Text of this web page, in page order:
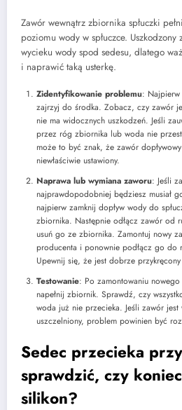
Zawór wewnątrz zbiornika spłuczki
poziomu wody w spłuczce.
wycieku wody spod sedesu, dlatego
i naprawić taką usterkę.
Zidentyfikowanie problemu:
zajrzyj do środka. Zobacz, czy zawór
nie ma widocznych uszkodzeń. Jeśli
przez róg zbiornika lub woda nie
może to być znak, że zawór
niewłaściwie ustawiony.
Naprawa lub wymiana zaworu: Jeśli
najprawdopodobniej będziesz musiał
najpierw zamknij dopływ wody do
zbiornika. Następnie odłącz zawór od
usuń go ze zbiornika. Zamontuj nowy
producenta i ponownie podłącz go do
Upewnij się, że jest dobrze
Testowanie: Po zamontowaniu
napełnij zbiornik. Sprawdź, czy
woda już nie przecieka. Jeśli zawór jest
uszczelniony, problem powinien być
Sedec przecieka
sprawdzić, czy
silikon?